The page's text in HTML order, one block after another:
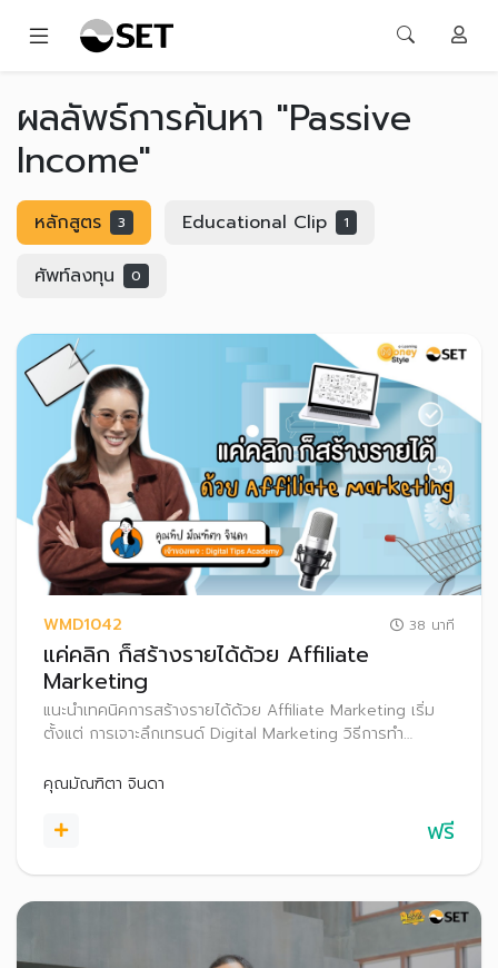
ผลลัพธ์การค้นหา "Passive
Income"
หลักสูตร 3 Educational Clip 1
ศัพท์ลงทุน 0
WMD1042 38 นาที
แค่คลิก ก็สร้างรายได้ด้วย Affiliate
Marketing
แนะนำเทคนิคการสร้างรายได้ด้วย Affiliate Marketing เริ่ม
ตั้งแต่ การเจาะลึกเทรนด์ Digital Marketing วิธีการทำ
ทำ Affiliate Marketing อย่างไรให้ประสบความสำเร็จ รวมถึง
คุณมัณฑิตา จินดา
ฟรี